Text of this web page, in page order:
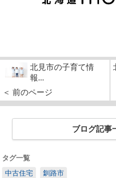
北見市の子育て情
報...
＜ 前のページ
ブログ記事
タグ一覧
中古住宅
釧路市